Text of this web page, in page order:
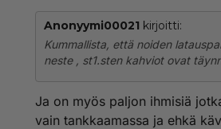
Anonyymi00021 kirjoitti:
Kummallista, että noiden
neste , st1.sten kahviot ovat
Ja on myös paljon ihmisiä
vain tankkaamassa ja ehkä